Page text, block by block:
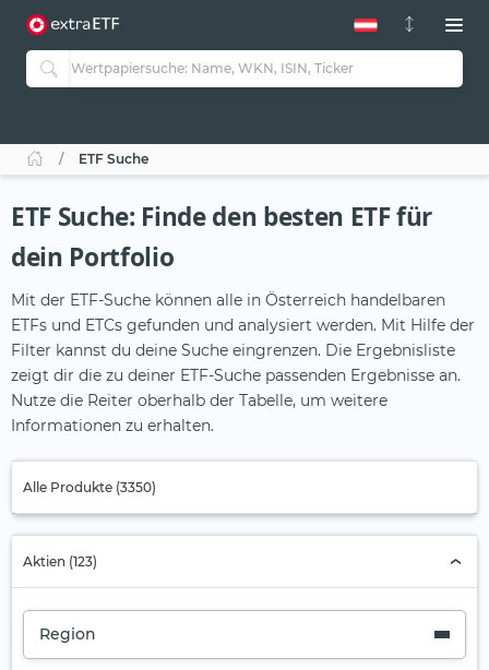
ETF Suche
ETF Suche: Finde den besten ETF für
dein Portfolio
Mit der ETF-Suche können alle in Österreich handelbaren
ETFs und ETCs gefunden und analysiert werden. Mit Hilfe der
Filter kannst du deine Suche eingrenzen. Die Ergebnisliste
zeigt dir die zu deiner ETF-Suche passenden Ergebnisse an.
Nutze die Reiter oberhalb der Tabelle, um weitere
Informationen zu erhalten.
Alle Produkte (3350)
Aktien (123)
Region